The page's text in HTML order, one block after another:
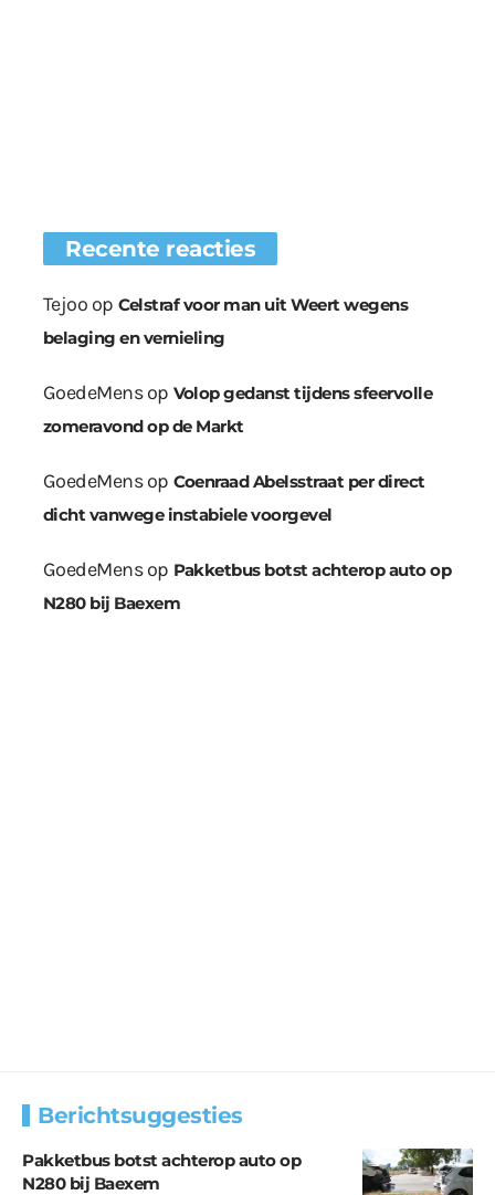
Recente reacties
Tejoo op Celstraf voor man uit Weert wegens
belaging en vernieling
GoedeMensop Volop gedanst tijdens sfeervolle
zomeravond op de Markt
GoedeMensop Coenraad Abelsstraat per direct
dicht vanwege instabiele voorgevel
GoedeMensop Pakketbus botst achterop auto op
N280 bij Baexem
Berichtsuggesties
Pakketbus botst achterop auto op
N280 bij Baexem